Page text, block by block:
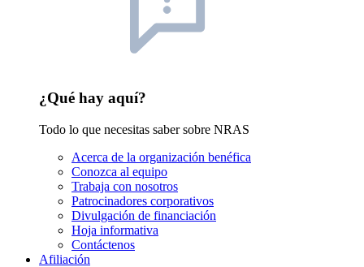
¿Qué hay aquí?
Todo lo que necesitas saber sobre NRAS
Acerca de la organización benéfica
Conozca al equipo
Trabaja con nosotros
Patrocinadores corporativos
Divulgación de financiación
Hoja informativa
Contáctenos
Afiliación